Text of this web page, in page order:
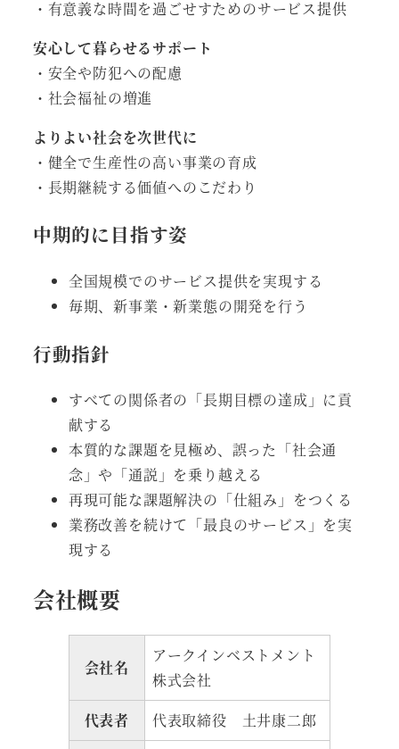
・有意義な時間を過ごせすためのサービス提供
安心して暮らせるサポート
・安全や防犯への配慮
・社会福祉の増進
よりよい社会を次世代に
・健全で生産性の高い事業の育成
・長期継続する価値へのこだわり
中期的に目指す姿
全国規模でのサービス提供を実現する
毎期、新事業・新業態の開発を行う
行動指針
すべての関係者の「長期目標の達成」に貢
献する
本質的な課題を見極め、誤った「社会通
念」や「通説」を乗り越える
再現可能な課題解決の「仕組み」をつくる
業務改善を続けて「最良のサービス」を実
現する
会社概要
会社名
アークインベストメント
株式会社
代表者
代表取締役 土井康二郎